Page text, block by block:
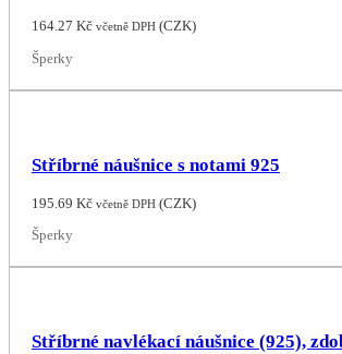
164.27 Kč včetně DPH(CZK)
Šperky
Stříbrné náušnice s notami 925
195.69 Kč včetně DPH(CZK)
Šperky
Stříbrné navlékací náušnice (925),